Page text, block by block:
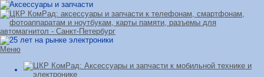
Меню